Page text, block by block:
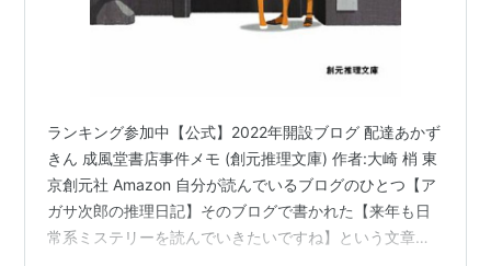
ランキング参加中【公式】2022年開設ブログ 配達あかず
きん 成風堂書店事件メモ (創元推理文庫) 作者:大崎 梢 東
京創元社 Amazon 自分が読んでいるブログのひとつ【ア
ガサ次郎の推理日記】そのブログで書かれた【来年も日
常系ミステリーを読んでいきたいですね】という文章を